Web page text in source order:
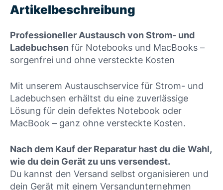
Artikelbeschreibung
Professioneller Austausch von Strom- und
Ladebuchsen für Notebooks und MacBooks –
sorgenfrei und ohne versteckte Kosten
Mit unserem Austauschservice für Strom- und
Ladebuchsen erhältst du eine zuverlässige
Lösung für dein defektes Notebook oder
MacBook – ganz ohne versteckte Kosten.
Nach dem Kauf der Reparatur hast du die Wahl,
wie du dein Gerät zu uns versendest.
Du kannst den Versand selbst organisieren und
dein Gerät mit einem Versandunternehmen